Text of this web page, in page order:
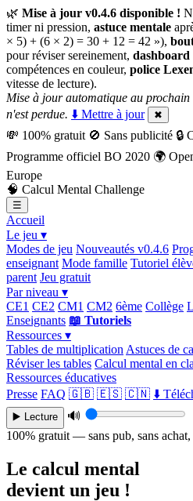
🌿 Mise à jour v0.4.6 disponible !
timer ni pression, astuce mentale
× 5) + (6 × 2) = 30 + 12 = 42 »),
pour réviser sereinement,
compétences en couleur, police
vitesse de lecture).
Mise à jour automatique au prochain
n'est perdue. ⬇️ Mettre à jour ✖
💸 100% gratuit 🚫 Sans publicité 🔒
Programme officiel BO 2020 🌍
Europe
🧠 Calcul Mental Challenge
☰
Accueil
Le jeu ▾
Modes de jeu Nouveautés v0.4.6
enseignant Mode famille Tutoriel
parent Jeu gratuit
Par niveau ▾
CE1 CE2 CM1 CM2 6ème Collège
Enseignants 📖 Tutoriels
Ressources ▾
Tables de multiplication Astuces de
Réviser les tables Calcul mental en
Ressources éducatives
Presse FAQ 🇬🇧 🇪🇸 🇨🇳 ⬇️
▶️ Lecture
🔊
100% gratuit — sans pub, sans achat,
Le calcul mental
devient un jeu !